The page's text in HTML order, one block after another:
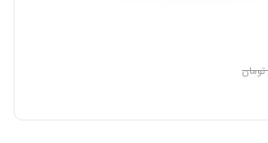
تومان